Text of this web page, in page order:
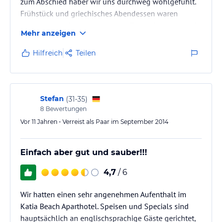
Frühstück und griechisches Abendessen waren
alles in Ordnung sei. Die Zimmer waren groß und
sauber. Auch die Lage des Hotels ist wunderbar.
Gleich um die Ecke befindet sich ein Strand. Zum Ort
sind es knapp 2 Kilometer zu Fuß.
Mehr anzeigen
Hilfreich Teilen
Stefan (31-35)
8 Bewertungen
Vor 11 Jahren • Verreist als Paar im September 2014
Einfach aber gut und sauber!!!
4,7 / 6
Wir hatten einen sehr angenehmen Aufenthalt im
Katia Beach Aparthotel. Speisen und Specials sind
hauptsächlich an englischsprachige Gäste gerichtet,